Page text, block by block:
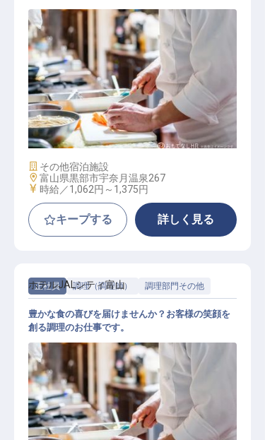
キッチン補助スタッフ
施設業態
その他宿泊施設
勤務地
富山県黒部市宇奈月温泉267
給与
時給／1,062円～ 1,375円
キープする 詳しく見る
正社員 調理（調理師） 調理部門その他
ホテルJALシティ富山
豊かな食の喜びを届けませんか？お客様の笑顔を
創る調理のお仕事です。